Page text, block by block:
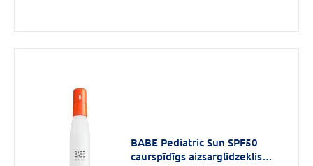
BABE Pediatric Sun SPF50
caurspīdīgs aizsarglīdzeklis